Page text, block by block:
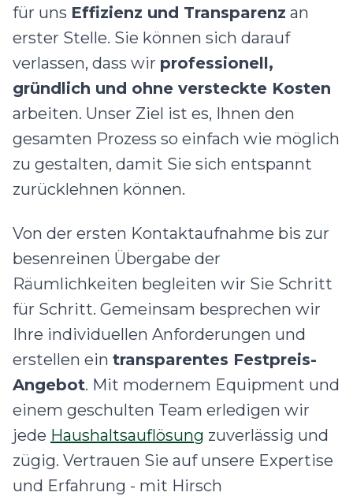
für uns Effizienz und Transparenz an
erster Stelle. Sie können sich darauf
verlassen, dass wir professionell,
gründlich und ohne versteckte Kosten
arbeiten. Unser Ziel ist es, Ihnen den
gesamten Prozess so einfach wie möglich
zu gestalten, damit Sie sich entspannt
zurücklehnen können.
Von der ersten Kontaktaufnahme bis zur
besenreinen Übergabe der
Räumlichkeiten begleiten wir Sie Schritt
für Schritt. Gemeinsam besprechen wir
Ihre individuellen Anforderungen und
erstellen ein transparentes Festpreis-
Angebot. Mit modernem Equipment und
einem geschulten Team erledigen wir
jede Haushaltsauflösung zuverlässig und
zügig. Vertrauen Sie auf unsere Expertise
und Erfahrung - mit Hirsch